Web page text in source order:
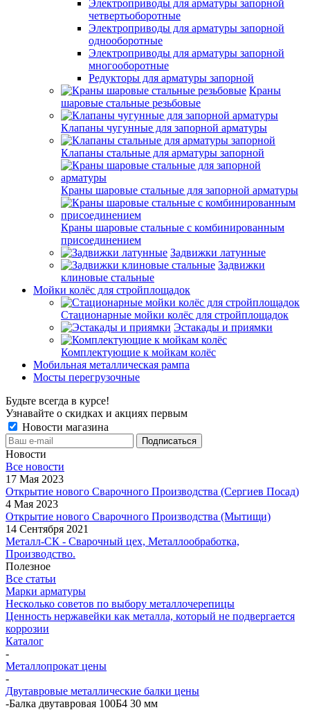
Электроприводы для арматуры запорной
четвертьоборотные
Электроприводы для арматуры запорной
однооборотные
Электроприводы для арматуры запорной
многооборотные
Редукторы для арматуры запорной
Краны
шаровые стальные резьбовые
Клапаны чугунные для запорной арматуры
Клапаны стальные для арматуры запорной
Краны шаровые стальные для запорной арматуры
Краны шаровые стальные с комбинированным
присоединением
Задвижки латунные
Задвижки
клиновые стальные
Мойки колёс для стройплощадок
Стационарные мойки колёс для стройплощадок
Эстакады и приямки
Комплектующие к мойкам колёс
Мобильная металлическая рампа
Мосты перегрузочные
Будьте всегда в курсе!
Узнавайте о скидках и акциях первым
Новости магазина
Новости
Все новости
17 Мая 2023
Открытие нового Сварочного Производства (Сергиев Посад)
4 Мая 2023
Открытие нового Сварочного Производства (Мытищи)
14 Сентября 2021
Металл-СК - Сварочный цех, Металлообработка,
Производство.
Полезное
Все статьи
Марки арматуры
Несколько советов по выбору металлочерепицы
Ценность нержавейки как металла, который не подвергается
коррозии
Каталог
-
Металлопрокат цены
-
Двутавровые металлические балки цены
-Балка двутавровая 100Б4 30 мм